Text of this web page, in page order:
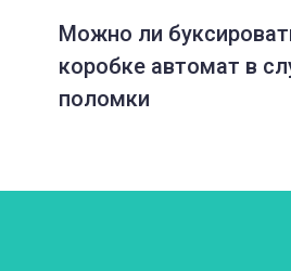
Можно ли
коробке автомат в
поломки